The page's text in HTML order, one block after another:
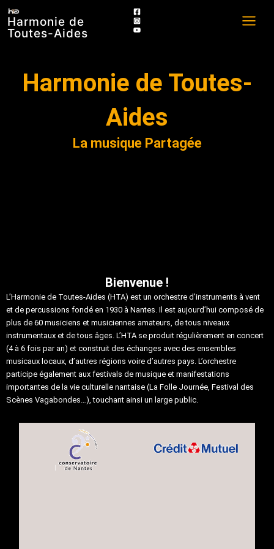
Aller
auHarmonie de
Toutes-Aides
Harmonie de Toutes-
Aides
La musique Partagée
Bienvenue !
L’Harmonie de Toutes-Aides (HTA) est un orchestre d’instruments à vent
et de percussions fondé en 1930 à Nantes. Il est aujourd’hui composé de
plus de 60 musiciens et musiciennes amateurs, de tous niveaux
instrumentaux et de tous âges. L’HTA se produit régulièrement en concert
(4 à 6 fois par an) et construit des échanges avec des ensembles
musicaux locaux, d’autres régions voire d’autres pays. L’orchestre
participe également aux festivals de musique et manifestations
importantes de la vie culturelle nantaise (La Folle Journée, Festival des
Scènes Vagabondes…), touchant ainsi un large public.